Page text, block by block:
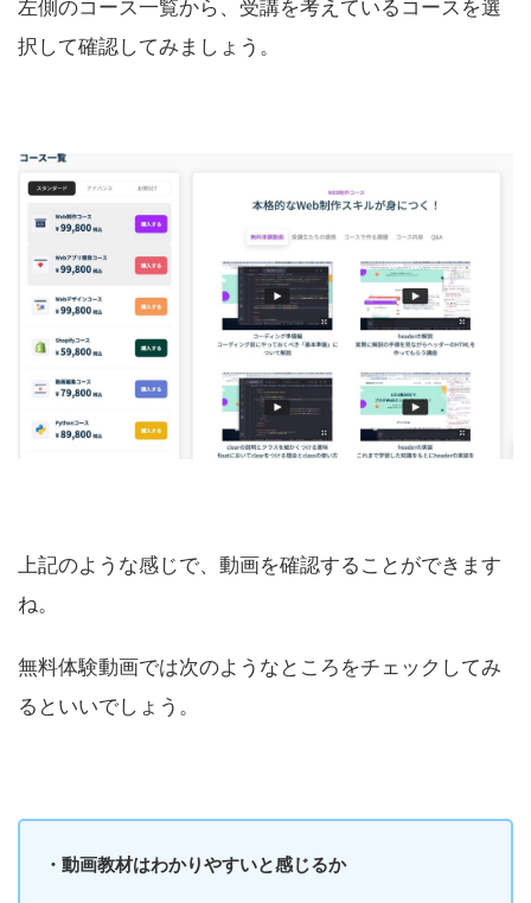
左側のコース一覧から、受講を考えているコースを選
択して確認してみましょう。
上記のような感じで、動画を確認することができます
ね。
無料体験動画では次のようなところをチェックしてみ
るといいでしょう。
・動画教材はわかりやすいと感じるか